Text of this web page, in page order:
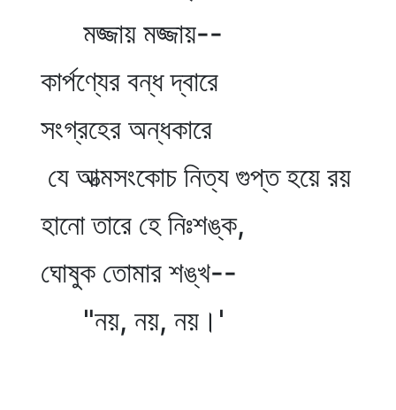
মজ্জায় মজ্জায়--
কার্পণ্যের বন্ধ দ্বারে
সংগ্রহের অন্ধকারে
যে আত্মসংকোচ নিত্য গুপ্ত হয়ে রয়
হানো তারে হে নিঃশঙ্ক,
ঘোষুক তোমার শঙ্খ--
"নয়, নয়, নয়।'